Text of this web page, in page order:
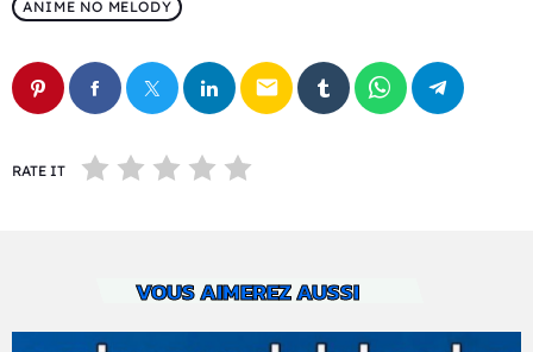
ANIME NO MELODY
email
RATE IT
VOUS AIMEREZ AUSSI